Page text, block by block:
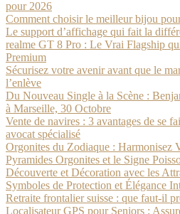
pour 2026
Comment choisir le meilleur bijou
Le support d’affichage qui fait la
realme GT 8 Pro : Le Vrai Flagship
Premium
Sécurisez votre avenir avant que le
l’enlève
Du Nouveau Single à la Scène :
à Marseille, 30 Octobre
Vente de navires : 3 avantages de se
avocat spécialisé
Orgonites du Zodiaque : Harmonisez
Pyramides Orgonites et le Signe
Découverte et Décoration avec les
Symboles de Protection et Élégance
Retraite frontalier suisse : que faut-il
Localisateur GPS pour Seniors :